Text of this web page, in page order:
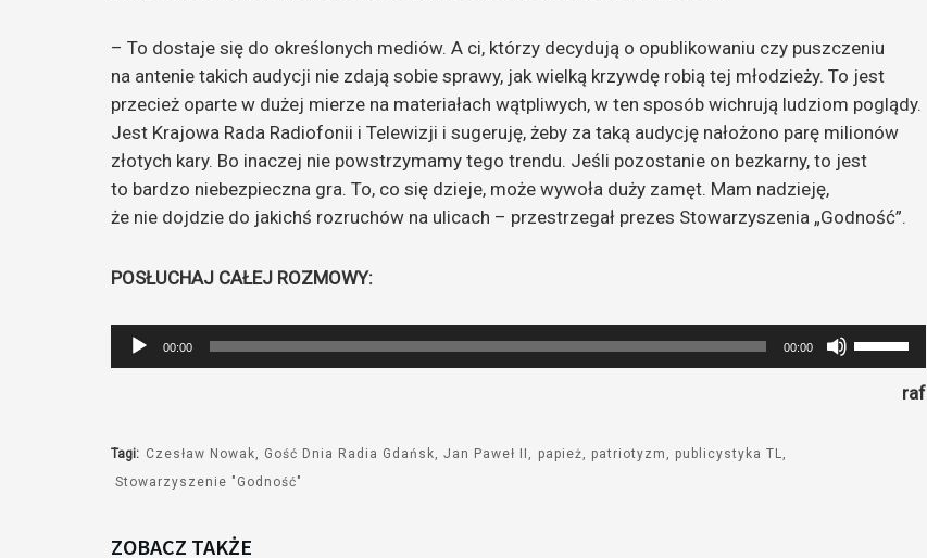
– To dostaje się do określonych mediów. A ci, którzy decydują o opublikowaniu czy puszczeniu
na antenie takich audycji nie zdają sobie sprawy, jak wielką krzywdę robią tej młodzieży. To jest
przecież oparte w dużej mierze na materiałach wątpliwych, w ten sposób wichrują ludziom poglądy.
Jest Krajowa Rada Radiofonii i Telewizji i sugeruję, żeby za taką audycję nałożono parę milionów
złotych kary. Bo inaczej nie powstrzymamy tego trendu. Jeśli pozostanie on bezkarny, to jest
to bardzo niebezpieczna gra. To, co się dzieje, może wywoła duży zamęt. Mam nadzieję,
że nie dojdzie do jakichś rozruchów na ulicach – przestrzegał prezes Stowarzyszenia „Godność”.
POSŁUCHAJ CAŁEJ ROZMOWY:
Odtwarzacz
plików
00:00 00:00
strzałek
raf
Tagi: Czesław Nowak Gość Dnia Radia Gdańsk Jan Paweł II papież patriotyzm
publicystyka TL
Stowarzyszenie "Godność"
ZOBACZ TAKŻE